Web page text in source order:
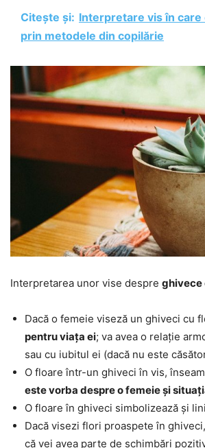
Citește și: Interpretare vis în
prin metodele din copilărie
Interpretarea unor vise despre ghivece
Dacă o femeie viseză un ghiveci cu
pentru viața ei; va avea o relație
sau cu iubitul ei (dacă nu este
O floare într-un ghiveci în vis,
este vorba despre o femeie și
O floare în ghiveci simbolizează și
Dacă visezi flori proaspete în
că vei avea parte de schimbări